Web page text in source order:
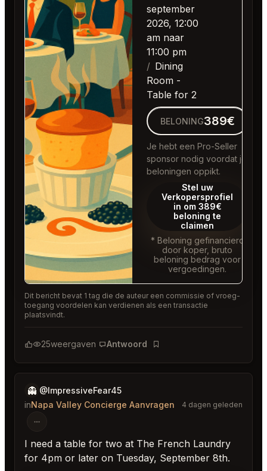
september
2026, 12:00
am naar
11:00 pm
Dining
Room -
Table for 2
BELONING389€
Je hebt een Pro-Seller
sponsor nodig voordat je
beloningen oppikt.
Stel uw
Verkopersprofiel
in om 389€
beloning te
claimen
* Beloning gefinancierd
door koper, bruto
beloning bedrag voor
vergoedingen.
Dit bericht bevat 1 tag die de auteur een commissie of vroeg-
toegang voordelen kan verdienen als een transactie
plaatsvindt.
25weergaven Antwoord
Bladwijzer
👻 @ImpressiveFear45
inNapa Valley Concierge Aanvragen 4 dagen geleden
I need a table for two at The French Laundry
for 4pm or later on Tuesday, September 8th.